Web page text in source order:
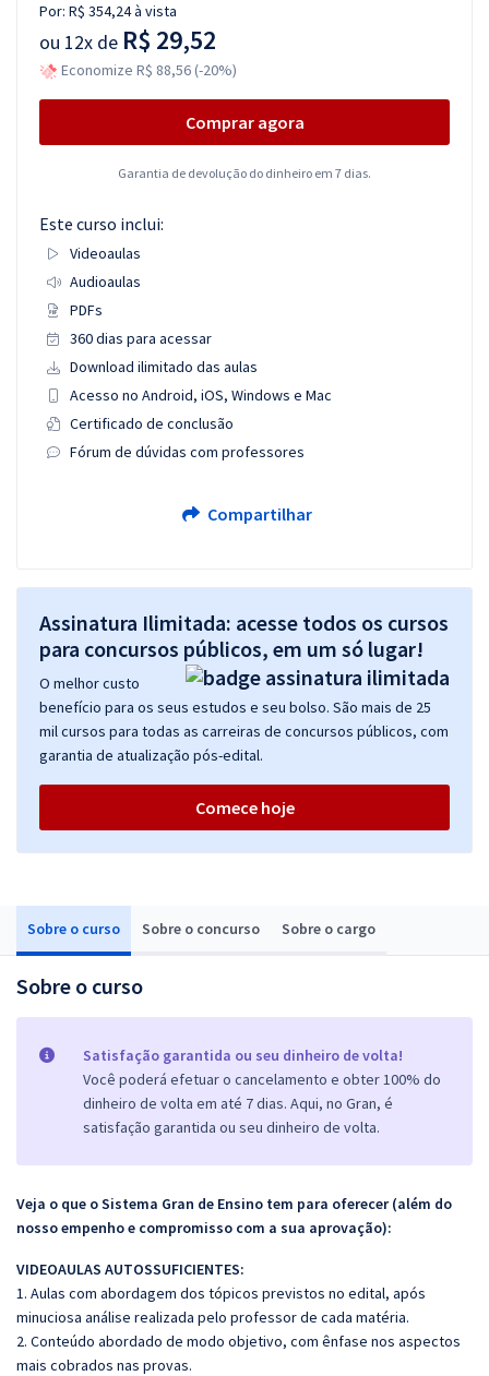
Sobre o curso Sobre o concurso Sobre o cargo
Sobre o curso
Satisfação garantida ou seu dinheiro de volta!
Você poderá efetuar o cancelamento e obter 100% do
dinheiro de volta em até 7 dias. Aqui, no Gran, é
satisfação garantida ou seu dinheiro de volta.
Veja o que o Sistema Gran de Ensino tem para oferecer (além do
nosso empenho e compromisso com a sua aprovação):
VIDEOAULAS AUTOSSUFICIENTES:
1. Aulas com abordagem dos tópicos previstos no edital, após
minuciosa análise realizada pelo professor de cada matéria.
2. Conteúdo abordado de modo objetivo, com ênfase nos aspectos
mais cobrados nas provas.
Por: R$ 354,24à vista
ou 12x de R$ 29,52
Economize R$ 88,56 (-20%)
Comprar agora
Garantia de devolução do dinheiro em 7 dias.
Este curso inclui:
Videoaulas
Audioaulas
PDFs
360 dias para acessar
Download ilimitado das aulas
Acesso no Android, iOS, Windows e Mac
Certificado de conclusão
Fórum de dúvidas com professores
Compartilhar
Assinatura Ilimitada: acesse todos os cursos
para concursos públicos, em um só lugar!
O melhor custo
benefício para os seus estudos e seu bolso. São mais de 25
mil cursos para todas as carreiras de concursos públicos, com
garantia de atualização pós-edital.
Comece hoje